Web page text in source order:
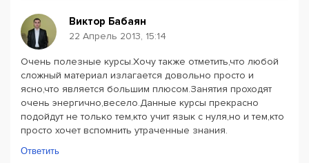
Виктор Бабаян
22 Апрель 2013, 15:14
Очень полезные курсы.Хочу также отметить,что любой
сложный материал излагается довольно просто и
ясно,что является большим плюсом.Занятия проходят
очень энергично,весело.Данные курсы прекрасно
подойдут не только тем,кто учит язык с нуля,но и тем,кто
просто хочет вспомнить утраченные знания.
Ответить